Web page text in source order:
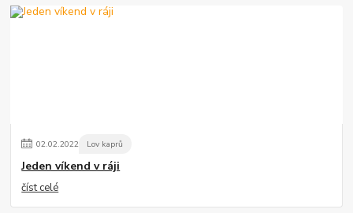
02.02.2022 Lov kaprů
Jeden víkend v ráji
číst celé